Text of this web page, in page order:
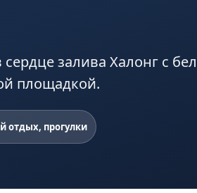
залива Халонг с
площадкой.
отдых, прогулки